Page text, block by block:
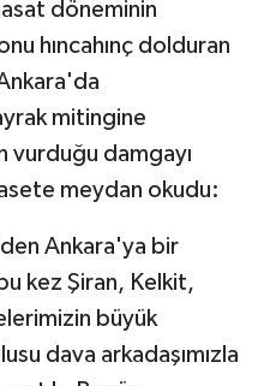
döneminin
hıncahınç dolduran
mitingine
vurduğu damgayı
meydan okudu:
Ankara'ya bir
kez Şiran, Kelkit,
büyük
dava arkadaşımızla